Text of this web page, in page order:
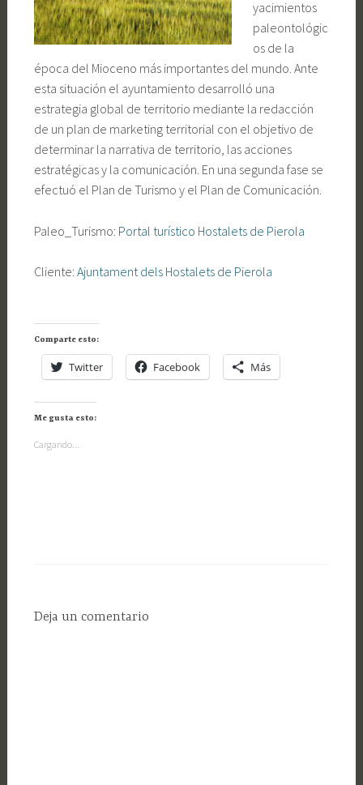
yacimientos
paleontológic
os de la
época del Mioceno más importantes del mundo. Ante
esta situación el ayuntamiento desarrolló una
estrategia global de territorio mediante la redacción
de un plan de marketing territorial con el objetivo de
determinar la narrativa de territorio, las acciones
estratégicas y la comunicación. En una segunda fase se
efectuó el Plan de Turismo y el Plan de Comunicación.
Paleo_Turismo: Portal turístico Hostalets de Pierola
Cliente: Ajuntament dels Hostalets de Pierola
Comparte esto:
Twitter Facebook Más
Me gusta esto:
Cargando...
Deja un comentario